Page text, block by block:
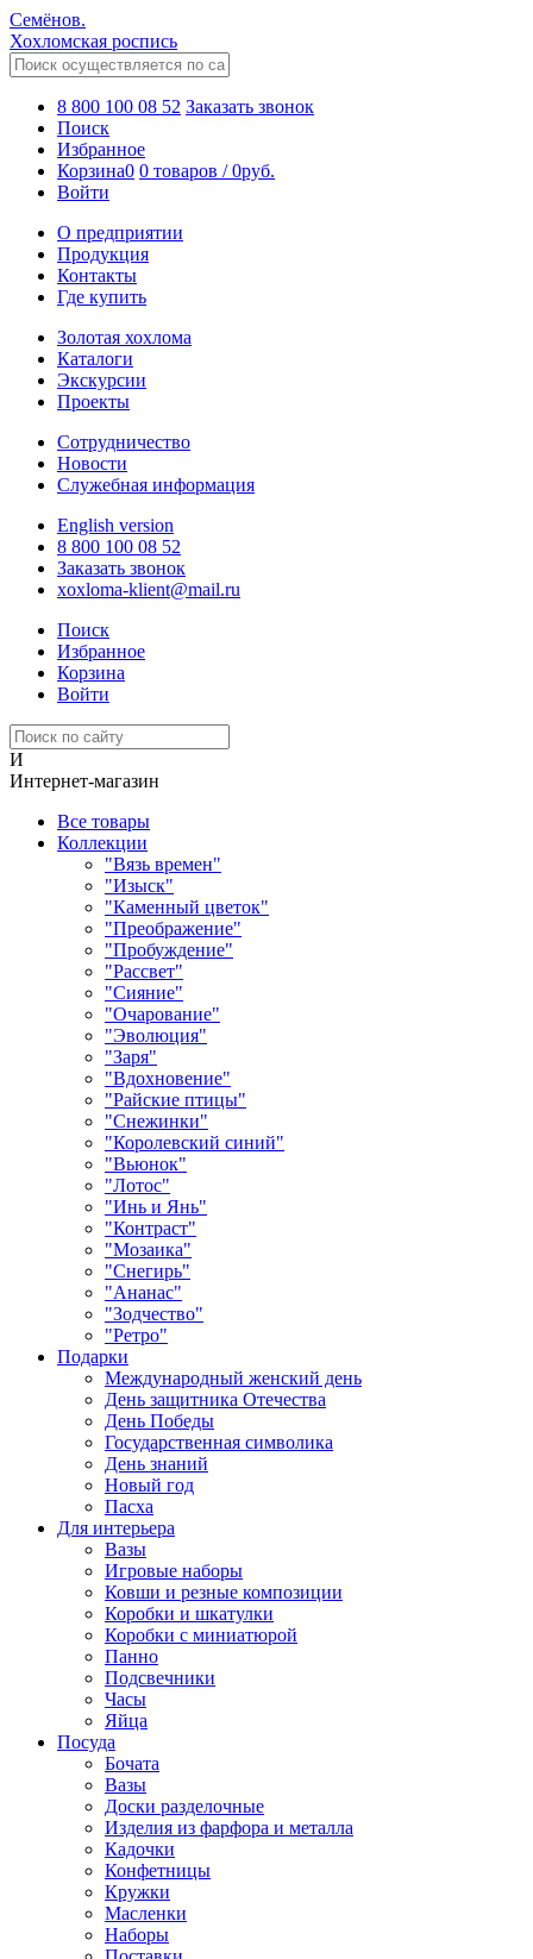
Семёнов.
Хохломская роспись
8 800 100 08 52 Заказать звонок
Поиск
Избранное
Корзина0 0 товаров /0руб.
Войти
О предприятии
Продукция
Контакты
Где купить
Золотая хохлома
Каталоги
Экскурсии
Проекты
Сотрудничество
Новости
Служебная информация
English version
8 800 100 08 52
Заказать звонок
xoxloma-klient@mail.ru
Поиск
Избранное
Корзина
Войти
И
Интернет-магазин
Все товары
Коллекции
"Вязь времен"
"Изыск"
"Каменный цветок"
"Преображение"
"Пробуждение"
"Рассвет"
"Сияние"
"Очарование"
"Эволюция"
"Заря"
"Вдохновение"
"Райские птицы"
"Снежинки"
"Королевский синий"
"Вьюнок"
"Лотос"
"Инь и Янь"
"Контраст"
"Мозаика"
"Снегирь"
"Ананас"
"Зодчество"
"Ретро"
Подарки
Международный женский день
День защитника Отечества
День Победы
Государственная символика
День знаний
Новый год
Пасха
Для интерьера
Вазы
Игровые наборы
Ковши и резные композиции
Коробки и шкатулки
Коробки с миниатюрой
Панно
Подсвечники
Часы
Яйца
Посуда
Бочата
Вазы
Доски разделочные
Изделия из фарфора и металла
Кадочки
Конфетницы
Кружки
Масленки
Наборы